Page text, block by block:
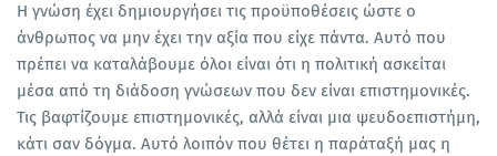
Η γνώση έχει δημιουργήσει τις προϋποθέσεις ώστε ο
άνθρωπος να μην έχει την αξία που είχε πάντα. Αυτό που
πρέπει να καταλάβουμε όλοι είναι ότι η πολιτική ασκείται
μέσα από τη διάδοση γνώσεων που δεν είναι επιστημονικές.
Τις βαφτίζουμε επιστημονικές, αλλά είναι μια ψευδοεπιστήμη,
κάτι σαν δόγμα. Αυτό λοιπόν που θέτει η παράταξή μας η